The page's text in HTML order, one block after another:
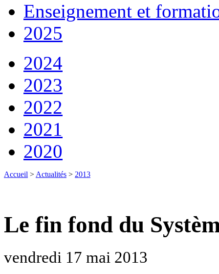
Enseignement et
2025
2024
2023
2022
2021
2020
Accueil > Actualités > 2013
Le fin fond du
vendredi 17 mai 2013